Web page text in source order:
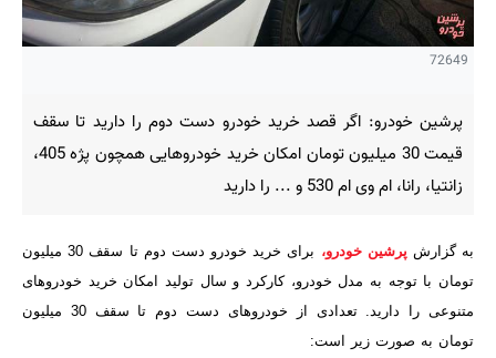
72649
پرشین خودرو: اگر قصد خرید خودرو دست دوم را دارید تا سقف
قیمت 30 میلیون تومان امکان خرید خودروهایی همچون پژه 405،
زانتیا، رانا، ام وی ام 530 و ... را دارید
به گزارش پرشین خودرو،
برای خرید خودرو دست دوم تا سقف 30 میلیون
تومان با توجه به مدل خودرو، کارکرد و سال تولید امکان خرید خودروهای
متنوعی را دارید. تعدادی از خودروهای دست دوم تا سقف 30 میلیون
تومان به صورت زیر است: